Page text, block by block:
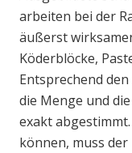
arbeiten bei der
äußerst
Köderblöcke,
Entsprechend
die Menge und
exakt
können, muss